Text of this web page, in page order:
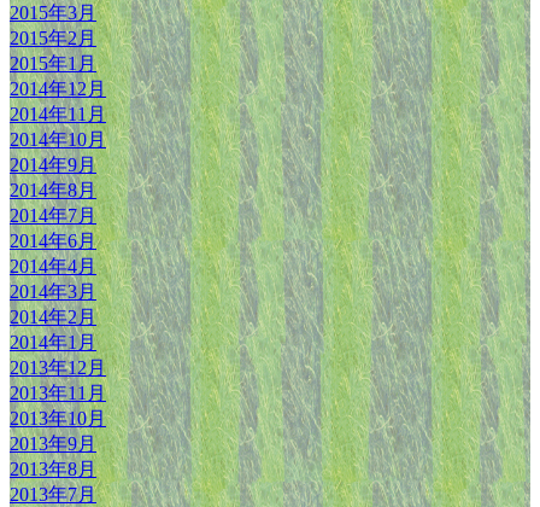
2015年3月
2015年2月
2015年1月
2014年12月
2014年11月
2014年10月
2014年9月
2014年8月
2014年7月
2014年6月
2014年4月
2014年3月
2014年2月
2014年1月
2013年12月
2013年11月
2013年10月
2013年9月
2013年8月
2013年7月